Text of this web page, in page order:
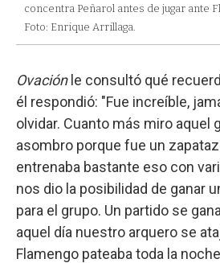
concentra Peñarol antes de jugar ante
Foto: Enrique Arrillaga.
Ovaciónle consultó qué
él respondió: "Fue increíble,
olvidar. Cuanto más miro aquel
asombro porque fue un
entrenaba bastante eso con
nos dio la posibilidad de ganar
para el grupo. Un partido se
aquel día nuestro arquero se
Flamengo pateaba toda la